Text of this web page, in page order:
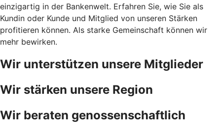
einzigartig in der Bankenwelt. Erfahren Sie, wie Sie als
Kundin oder Kunde und Mitglied von unseren Stärken
profitieren können. Als starke Gemeinschaft können wir
mehr bewirken.
Wir unterstützen unsere Mitglieder
Wir stärken unsere Region
Wir beraten genossenschaftlich